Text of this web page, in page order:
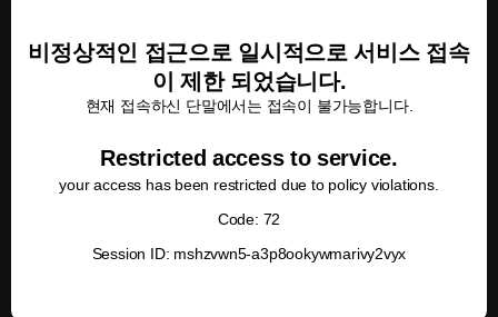
비정상적인 접근으로 일시적으로 서비스 접속
이 제한 되었습니다.
현재 접속하신 단말에서는 접속이 불가능합니다.
Restricted access to service.
your access has been restricted due to policy violations.
Code: 72
Session ID: mshzvwn5-a3p8ookywmarivy2vyx